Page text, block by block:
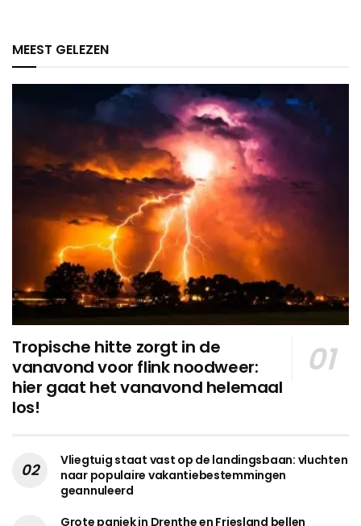
MEEST GELEZEN
Tropische hitte zorgt in de
vanavond voor flink noodweer:
hier gaat het vanavond helemaal
los!
Vliegtuig staat vast op de landingsbaan: vluchten
naar populaire vakantiebestemmingen
geannuleerd
Grote paniek in Drenthe en Friesland bellen